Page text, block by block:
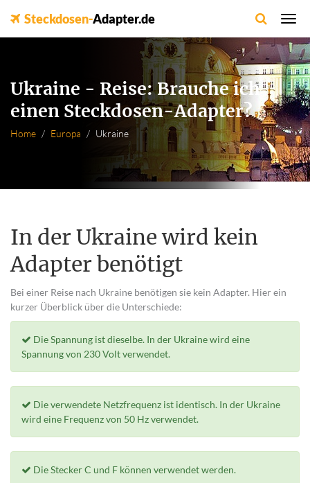
Steckdosen-Adapter.de
Ukraine - Reise: Brauche ich
einen Steckdosen-Adapter?
Home Europa Ukraine
In der Ukraine wird kein
Adapter benötigt
Bei einer Reise nach Ukraine benötigen sie kein Adapter. Hier ein
kurzer Überblick über die Unterschiede:
Die Spannung ist dieselbe. In der Ukraine wird eine
Spannung von 230 Volt verwendet.
Die verwendete Netzfrequenz ist identisch. In der Ukraine
wird eine Frequenz von 50 Hz verwendet.
Die Stecker C und F können verwendet werden.